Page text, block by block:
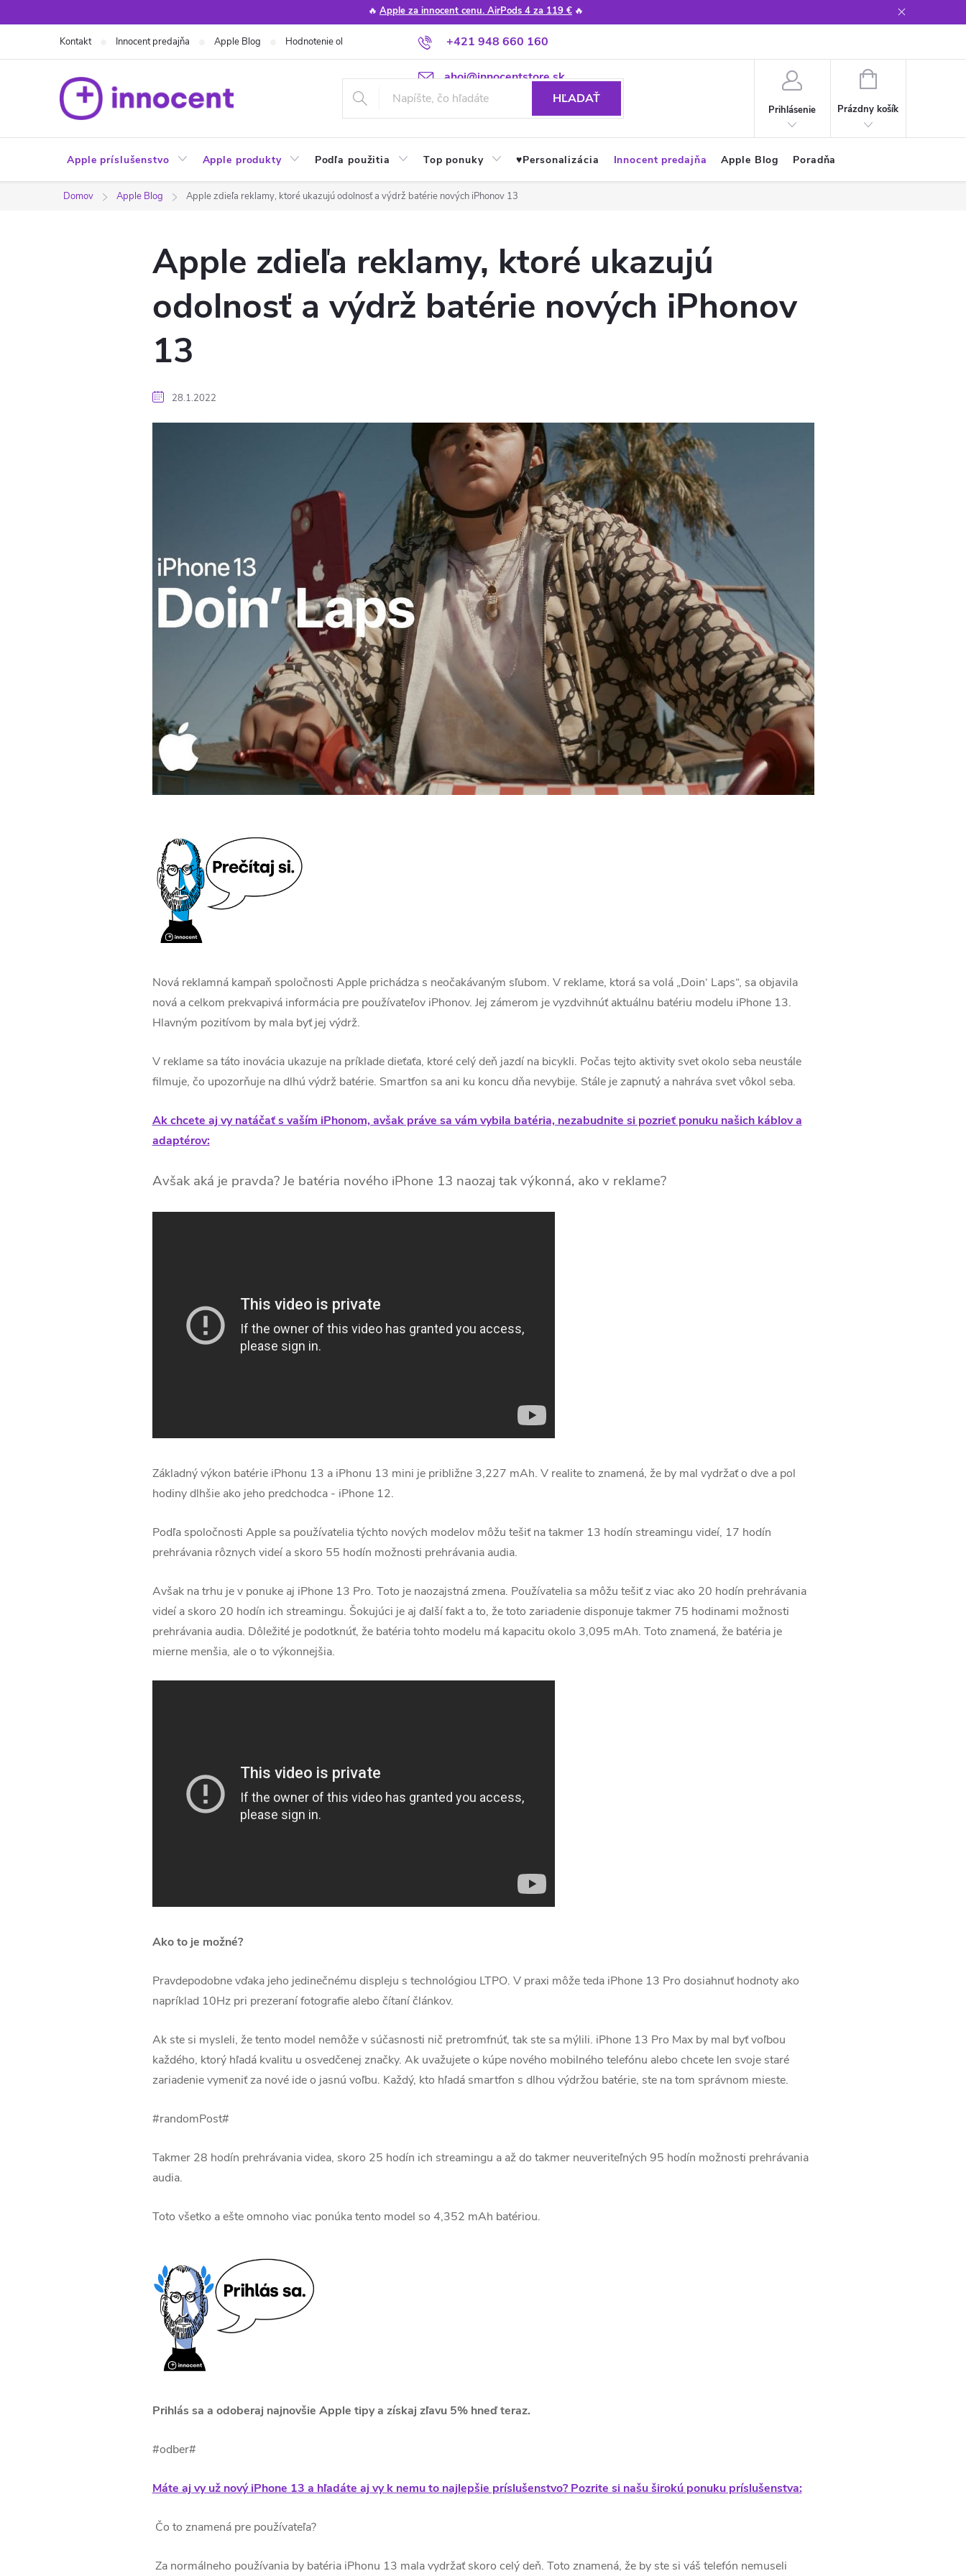
na
🔥 Apple za innocent cenu. AirPods 4 za 119 € 🔥
+421 948 660 160
ahoj@innocentstore.sk
Kontakt Innocent predajňa Apple Blog Hodnotenie obchodu Poradňa Apple návody a tipy
HĽADAŤ
Prihlásenie
NÁKUPNÝ
Prázdny košík
Apple príslušenstvo Apple produkty Podľa použitia Top ponuky ♥︎Personalizácia Innocent predajňa Apple Blog Poradňa
Domov Apple Blog Apple zdieľa reklamy, ktoré ukazujú odolnosť a výdrž batérie nových iPhonov 13
Apple zdieľa reklamy, ktoré ukazujú
odolnosť a výdrž batérie nových iPhonov
13
28.1.2022
Nová reklamná kampaň spoločnosti Apple prichádza s neočakávaným sľubom. V reklame, ktorá sa volá „Doin‘ Laps“, sa objavila
nová a celkom prekvapivá informácia pre používateľov iPhonov. Jej zámerom je vyzdvihnúť aktuálnu batériu modelu iPhone 13.
Hlavným pozitívom by mala byť jej výdrž.
V reklame sa táto inovácia ukazuje na príklade dieťaťa, ktoré celý deň jazdí na bicykli. Počas tejto aktivity svet okolo seba neustále
filmuje, čo upozorňuje na dlhú výdrž batérie. Smartfon sa ani ku koncu dňa nevybije. Stále je zapnutý a nahráva svet vôkol seba.
Ak chcete aj vy natáčať s vaším iPhonom, avšak práve sa vám vybila batéria, nezabudnite si pozrieť ponuku našich káblov a
adaptérov:
Avšak aká je pravda? Je batéria nového iPhone 13 naozaj tak výkonná, ako v reklame?
Základný výkon batérie iPhonu 13 a iPhonu 13 mini je približne 3,227 mAh. V realite to znamená, že by mal vydržať o dve a pol
hodiny dlhšie ako jeho predchodca - iPhone 12.
Podľa spoločnosti Apple sa používatelia týchto nových modelov môžu tešiť na takmer 13 hodín streamingu videí, 17 hodín
prehrávania rôznych videí a skoro 55 hodín možnosti prehrávania audia.
Avšak na trhu je v ponuke aj iPhone 13 Pro. Toto je naozajstná zmena. Používatelia sa môžu tešiť z viac ako 20 hodín prehrávania
videí a skoro 20 hodín ich streamingu. Šokujúci je aj ďalší fakt a to, že toto zariadenie disponuje takmer 75 hodinami možnosti
prehrávania audia. Dôležité je podotknúť, že batéria tohto modelu má kapacitu okolo 3,095 mAh. Toto znamená, že batéria je
mierne menšia, ale o to výkonnejšia.
Ako to je možné?
Pravdepodobne vďaka jeho jedinečnému displeju s technológiou LTPO. V praxi môže teda iPhone 13 Pro dosiahnuť hodnoty ako
napríklad 10Hz pri prezeraní fotografie alebo čítaní článkov.
Ak ste si mysleli, že tento model nemôže v súčasnosti nič pretromfnúť, tak ste sa mýlili. iPhone 13 Pro Max by mal byť voľbou
každého, ktorý hľadá kvalitu u osvedčenej značky. Ak uvažujete o kúpe nového mobilného telefónu alebo chcete len svoje staré
zariadenie vymeniť za nové ide o jasnú voľbu. Každý, kto hľadá smartfon s dlhou výdržou batérie, ste na tom správnom mieste.
#randomPost#
Takmer 28 hodín prehrávania videa, skoro 25 hodín ich streamingu a až do takmer neuveriteľných 95 hodín možnosti prehrávania
audia.
Toto všetko a ešte omnoho viac ponúka tento model so 4,352 mAh batériou.
Prihlás sa a odoberaj najnovšie Apple tipy a získaj zľavu 5% hneď teraz.
#odber#
Máte aj vy už nový iPhone 13 a hľadáte aj vy k nemu to najlepšie príslušenstvo? Pozrite si našu širokú ponuku príslušenstva:
Čo to znamená pre používateľa?
Za normálneho používania by batéria iPhonu 13 mala vydržať skoro celý deň. Toto znamená, že by ste si váš telefón nemuseli